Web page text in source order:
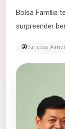
Bolsa Família
surpreender
Vanessa